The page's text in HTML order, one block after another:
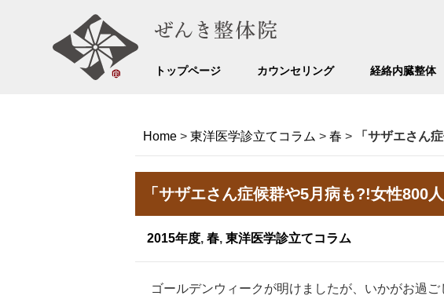
トップページ カウンセリング 経絡内臓整体
Home > 東洋医学診立てコラム > 春 > 「サザエさん
「サザエさん症候群や5月病も?!女性800
2015年度, 春, 東洋医学診立てコラム
ゴールデンウィークが明けましたが、いかがお過ご